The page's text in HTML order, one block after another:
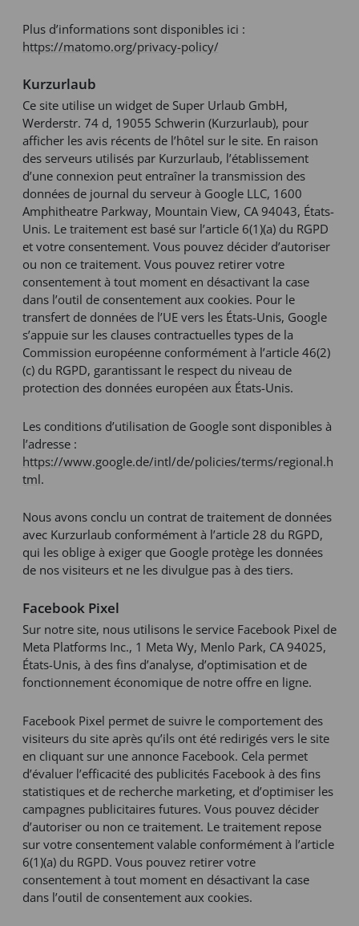
Plus d’informations sont disponibles ici :
https://matomo.org/privacy-policy/
Kurzurlaub
Ce site utilise un widget de Super Urlaub GmbH,
Werderstr. 74 d, 19055 Schwerin (Kurzurlaub), pour
afficher les avis récents de l’hôtel sur le site. En raison
des serveurs utilisés par Kurzurlaub, l’établissement
d’une connexion peut entraîner la transmission des
données de journal du serveur à Google LLC, 1600
Amphitheatre Parkway, Mountain View, CA 94043, États-
Unis. Le traitement est basé sur l’article 6(1)(a) du RGPD
et votre consentement. Vous pouvez décider d’autoriser
ou non ce traitement. Vous pouvez retirer votre
consentement à tout moment en désactivant la case
dans l’outil de consentement aux cookies. Pour le
transfert de données de l’UE vers les États-Unis, Google
s’appuie sur les clauses contractuelles types de la
Commission européenne conformément à l’article 46(2)
(c) du RGPD, garantissant le respect du niveau de
protection des données européen aux États-Unis.
Les conditions d’utilisation de Google sont disponibles à
l’adresse :
https://www.google.de/intl/de/policies/terms/regional.h
tml.
Nous avons conclu un contrat de traitement de données
avec Kurzurlaub conformément à l’article 28 du RGPD,
qui les oblige à exiger que Google protège les données
de nos visiteurs et ne les divulgue pas à des tiers.
Facebook Pixel
Sur notre site, nous utilisons le service Facebook Pixel de
Meta Platforms Inc., 1 Meta Wy, Menlo Park, CA 94025,
États-Unis, à des fins d’analyse, d’optimisation et de
fonctionnement économique de notre offre en ligne.
Facebook Pixel permet de suivre le comportement des
visiteurs du site après qu’ils ont été redirigés vers le site
en cliquant sur une annonce Facebook. Cela permet
d’évaluer l’efficacité des publicités Facebook à des fins
statistiques et de recherche marketing, et d’optimiser les
campagnes publicitaires futures. Vous pouvez décider
d’autoriser ou non ce traitement. Le traitement repose
sur votre consentement valable conformément à l’article
6(1)(a) du RGPD. Vous pouvez retirer votre
consentement à tout moment en désactivant la case
dans l’outil de consentement aux cookies.